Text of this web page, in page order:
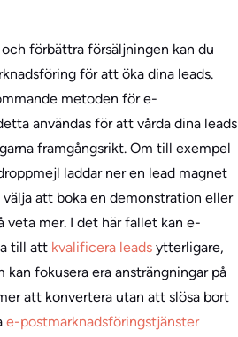
förbättra försäljningen kan du
för att öka dina leads.
metoden för e-
användas för att vårda dina leads
framgångsrikt. Om till exempel
laddar ner en lead magnet
att boka en demonstration eller
mer. I det här fallet kan e-
till att kvalificera leads ytterligare,
fokusera era ansträngningar på
att konvertera utan att slösa bort
e-postmarknadsföringstjänster